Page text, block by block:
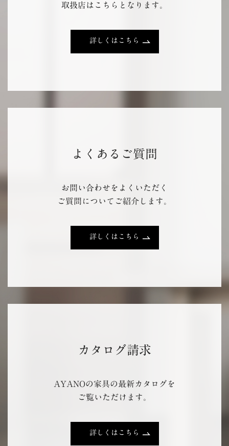
取扱店はこちらとなります。
詳しくはこちら
よくあるご質問
お問い合わせをよくいただく
ご質問についてご紹介します。
詳しくはこちら
カタログ請求
AYANOの家具の最新カタログを
ご覧いただけます。
詳しくはこちら